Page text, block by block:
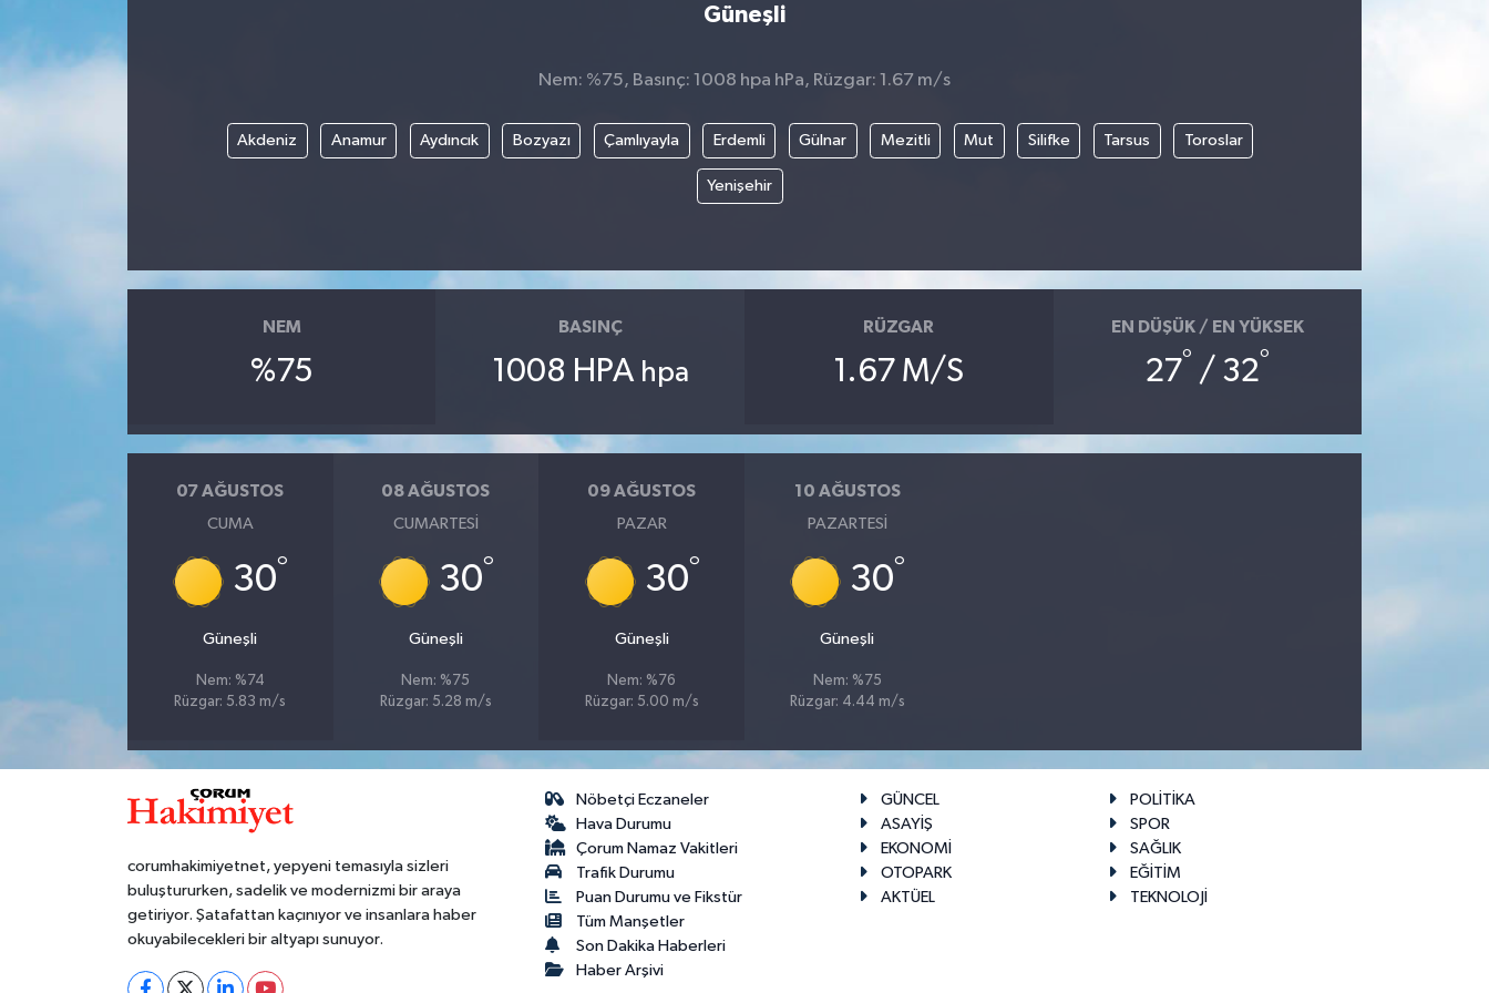
Güneşli
Nem: %75, Basınç: 1008 hpa hPa, Rüzgar: 1.67 m/s
Akdeniz Anamur Aydıncık Bozyazı Çamlıyayla Erdemli Gülnar Mezitli Mut Silifke Tarsus Toroslar
Yenişehir
NEM
%75
BASINÇ
1008 HPA hpa
RÜZGAR
1.67 M/S
EN DÜŞÜK / EN YÜKSEK
27° / 32°
07 AĞUSTOS
CUMA
30°
Güneşli
Nem: %74
Rüzgar: 5.83 m/s
08 AĞUSTOS
CUMARTESI
30°
Güneşli
Nem: %75
Rüzgar: 5.28 m/s
09 AĞUSTOS
PAZAR
30°
Güneşli
Nem: %76
Rüzgar: 5.00 m/s
10 AĞUSTOS
PAZARTESI
30°
Güneşli
Nem: %75
Rüzgar: 4.44 m/s
corumhakimiyetnet, yepyeni temasıyla sizleri
buluştururken, sadelik ve modernizmi bir araya
getiriyor. Şatafattan kaçınıyor ve insanlara haber
okuyabilecekleri bir altyapı sunuyor.
Nöbetçi Eczaneler
Hava Durumu
Çorum Namaz Vakitleri
Trafik Durumu
Puan Durumu ve Fikstür
Tüm Manşetler
Son Dakika Haberleri
Haber Arşivi
GÜNCEL
POLİTİKA
ASAYİŞ
SPOR
EKONOMİ
SAĞLIK
OTOPARK
EĞİTİM
AKTÜEL
TEKNOLOJİ
İLÇELER